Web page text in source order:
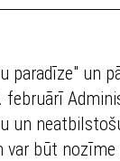
paradīze"
un
var būt